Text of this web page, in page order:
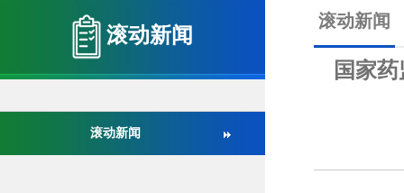
国家药监局药审中心关于发布《预防用mRNA疫苗临床
国家药监局药审中心关于发布《关于开发适宜药品包装
国家药监局 国家卫生健康委 国家中医药局 国家疾控局
关于举办第十六届中国医疗器械监督管理国际会议的通
滚动新闻
滚动新闻
滚动新闻
国家